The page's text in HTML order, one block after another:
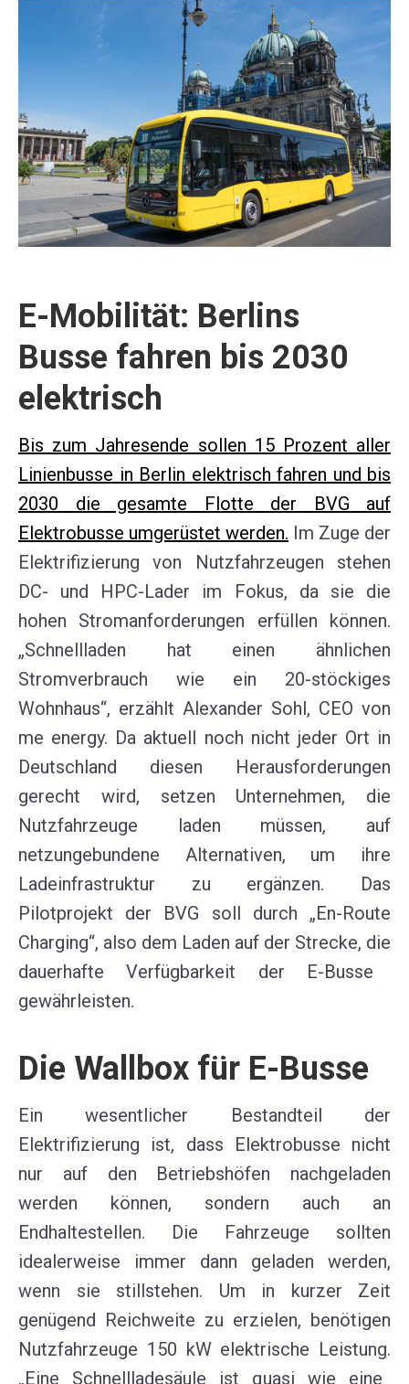
E-Mobilität: Berlins
Busse fahren bis 2030
elektrisch
Bis zum Jahresende sollen 15 Prozent aller
Linienbusse in Berlin elektrisch fahren und bis
2030 die gesamte Flotte der BVG auf
Elektrobusse umgerüstet werden. Im Zuge der
Elektrifizierung von Nutzfahrzeugen stehen
DC- und HPC-Lader im Fokus, da sie die
hohen Stromanforderungen erfüllen können.
„Schnellladen hat einen ähnlichen
Stromverbrauch wie ein 20-stöckiges
Wohnhaus“, erzählt Alexander Sohl, CEO von
me energy. Da aktuell noch nicht jeder Ort in
Deutschland diesen Herausforderungen
gerecht wird, setzen Unternehmen, die
Nutzfahrzeuge laden müssen, auf
netzungebundene Alternativen, um ihre
Ladeinfrastruktur zu ergänzen.
Das
Pilotprojekt der BVG soll durch „En-Route
Charging“, also dem Laden auf der Strecke, die
dauerhafte Verfügbarkeit der E-Busse
gewährleisten.
Die Wallbox für E-Busse
Ein wesentlicher Bestandteil der
Elektrifizierung ist, dass Elektrobusse nicht
nur
aufden Betriebshöfen nachgeladen
werden können, sondern auch an
Endhaltestellen. Die Fahrzeuge sollten
idealerweise
immer
dann geladen werden,
wenn
sie stillstehen. Um in kurzer Zeit
genügend Reichweite zu erzielen, benötigen
Nutzfahrzeuge 150 kWelektrische Leistung.
„Eine Schnellladesäule ist quasi wie eine